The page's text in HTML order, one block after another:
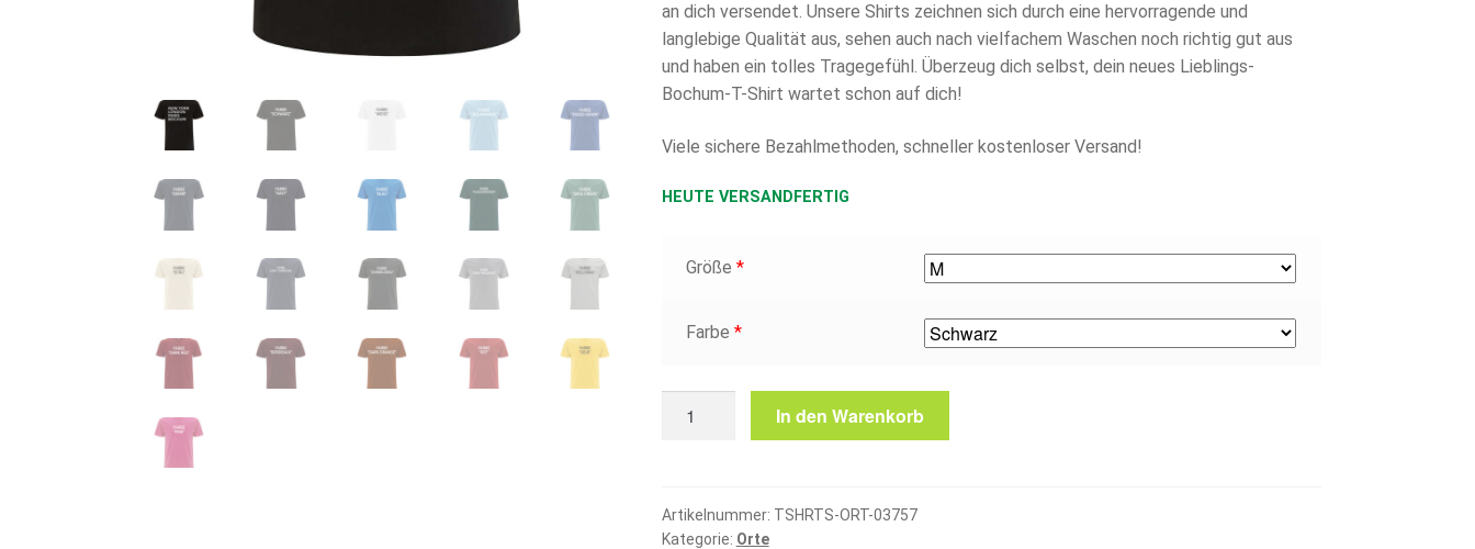
an dich versendet. Unsere Shirts zeichnen sich durch eine hervorragende und
langlebige Qualität aus, sehen auch nach vielfachem Waschen noch richtig gut aus
und haben ein tolles Tragegefühl. Überzeug dich selbst, dein neues Lieblings-
Bochum-T-Shirt wartet schon auf dich!
Viele sichere Bezahlmethoden, schneller kostenloser Versand!
HEUTE VERSANDFERTIG
Größe *
Farbe *
In den Warenkorb
Artikelnummer: TSHRTS-ORT-03757
Kategorie: Orte